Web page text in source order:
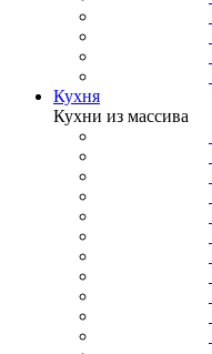
Кухня
Кухни из массива